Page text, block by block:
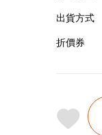
出貨方式
折價券